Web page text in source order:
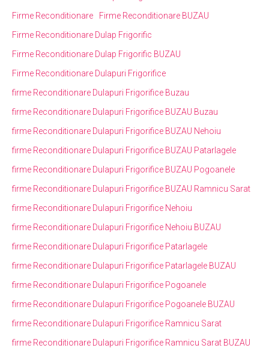
Firme Reconditionare
Firme Reconditionare BUZAU
Firme Reconditionare Dulap Frigorific
Firme Reconditionare Dulap Frigorific BUZAU
Firme Reconditionare Dulapuri Frigorifice
firme Reconditionare Dulapuri Frigorifice Buzau
firme Reconditionare Dulapuri Frigorifice BUZAU Buzau
firme Reconditionare Dulapuri Frigorifice BUZAU Nehoiu
firme Reconditionare Dulapuri Frigorifice BUZAU Patarlagele
firme Reconditionare Dulapuri Frigorifice BUZAU Pogoanele
firme Reconditionare Dulapuri Frigorifice BUZAU Ramnicu Sarat
firme Reconditionare Dulapuri Frigorifice Nehoiu
firme Reconditionare Dulapuri Frigorifice Nehoiu BUZAU
firme Reconditionare Dulapuri Frigorifice Patarlagele
firme Reconditionare Dulapuri Frigorifice Patarlagele BUZAU
firme Reconditionare Dulapuri Frigorifice Pogoanele
firme Reconditionare Dulapuri Frigorifice Pogoanele BUZAU
firme Reconditionare Dulapuri Frigorifice Ramnicu Sarat
firme Reconditionare Dulapuri Frigorifice Ramnicu Sarat BUZAU